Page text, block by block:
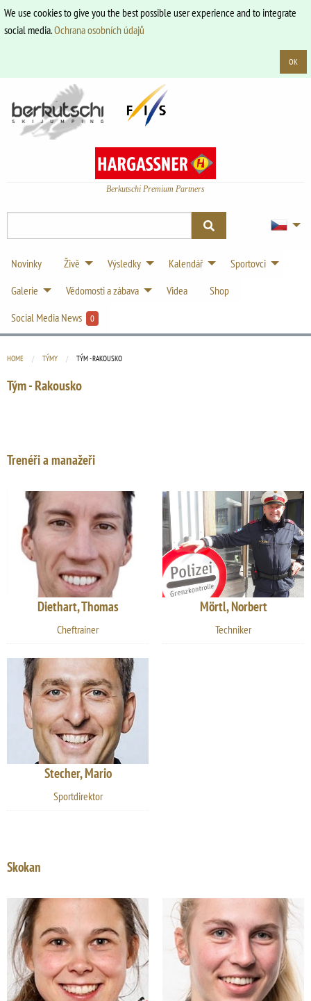
We use cookies to give you the best possible user experience and to integrate
social media.Ochrana osobních údajů
OK
Berkutschi Premium Partners
Novinky Živě Výsledky Kalendář
Sportovci
Galerie
Vědomosti a zábava Videa
Shop
Social Media News
0
HOME TÝMY CURRENT:
TÝM - RAKOUSKO
Tým - Rakousko
Trenéři a manažeři
Diethart, Thomas
Cheftrainer
Mörtl, Norbert
Techniker
Stecher, Mario
Sportdirektor
Skokan